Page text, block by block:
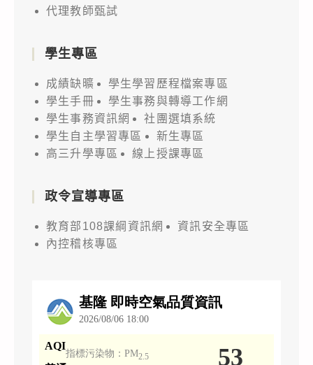
代理教師甄試
學生專區
成績缺曠
學生學習歷程檔案專區
學生手冊
學生事務與轉導工作網
學生事務資訊網
社團選填系統
學生自主學習專區
新生專區
高三升學專區
線上授課專區
政令宣導專區
教育部108課綱資訊網
資訊安全專區
內控稽核專區